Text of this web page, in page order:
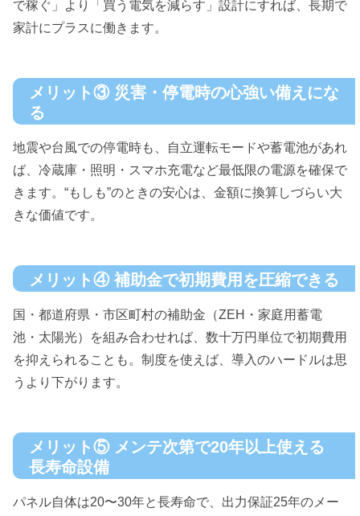
で稼ぐ」より「買う電気を減らす」設計にすれば、長期で
家計にプラスに働きます。
メリット③ 災害・停電時の心強い備えにな
る
地震や台風での停電時も、自立運転モードや蓄電池があれ
ば、冷蔵庫・照明・スマホ充電など最低限の電源を確保で
きます。“もしも”のときの安心は、金額に換算しづらい大
きな価値です。
メリット④ 補助金で初期費用を圧縮できる
国・都道府県・市区町村の補助金（ZEH・家庭用蓄電
池・太陽光）を組み合わせれば、数十万円単位で初期費用
を抑えられることも。制度を使えば、導入のハードルは思
うより下がります。
メリット⑤ メンテ次第で20年以上使える
長寿命設備
パネル自体は20〜30年と長寿命で、出力保証25年のメー